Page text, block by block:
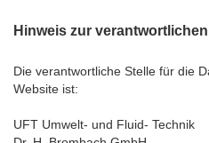
Hinweis zur
Die verantwortliche Stelle für die
Website ist:
UFT Umwelt- und Fluid- Technik